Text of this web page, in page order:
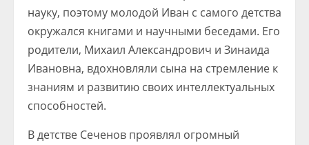
науку, поэтому молодой Иван с самого детства
окружался книгами и научными беседами. Его
родители, Михаил Александрович и Зинаида
Ивановна, вдохновляли сына на стремление к
знаниям и развитию своих интеллектуальных
способностей.
В детстве Сеченов проявлял огромный